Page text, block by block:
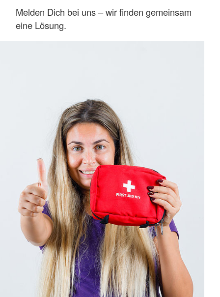
Melden Dich bei uns – wir finden gemeinsam
eine Lösung.